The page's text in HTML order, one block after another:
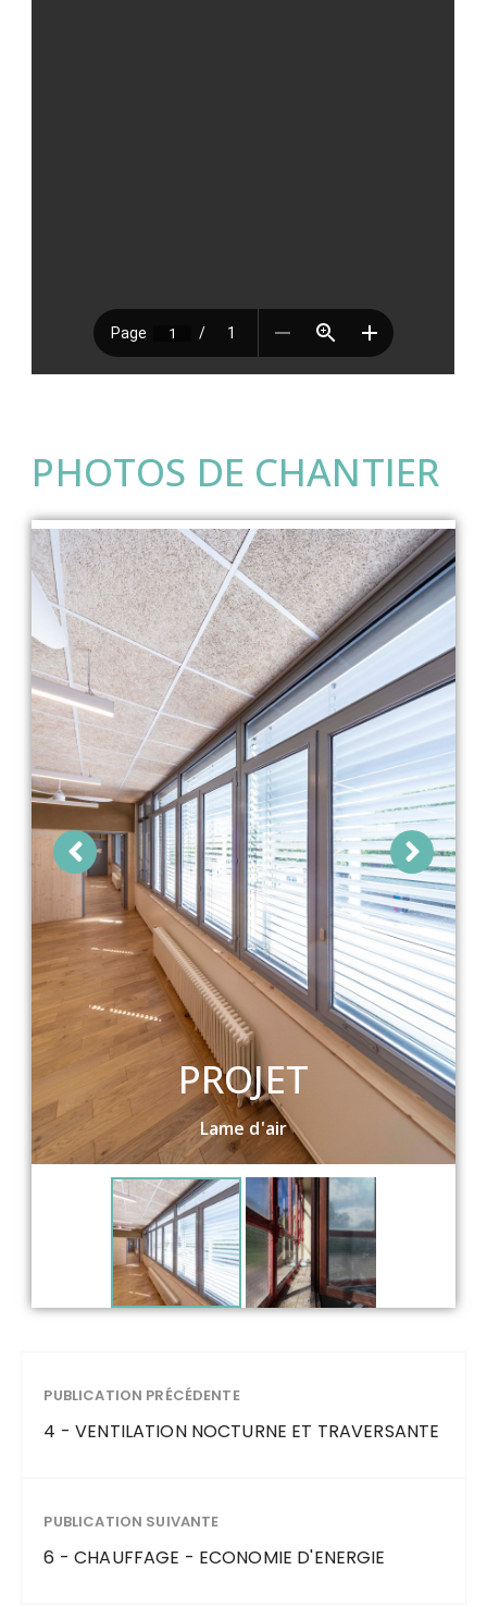
PHOTOS DE CHANTIER
PROJET
Lame d'air
PUBLICATION PRÉCÉDENTE
4 - VENTILATION NOCTURNE ET TRAVERSANTE
PUBLICATION SUIVANTE
6 - CHAUFFAGE - ECONOMIE D'ENERGIE